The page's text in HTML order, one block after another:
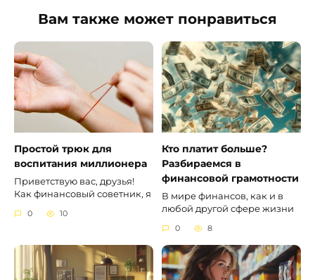
Вам также может понравиться
Простой трюк для
воспитания миллионера
Приветствую вас, друзья!
Как финансовый советник, я
0 10
Кто платит больше?
Разбираемся в
финансовой грамотности
В мире финансов, как и в
любой другой сфере жизни
0 8